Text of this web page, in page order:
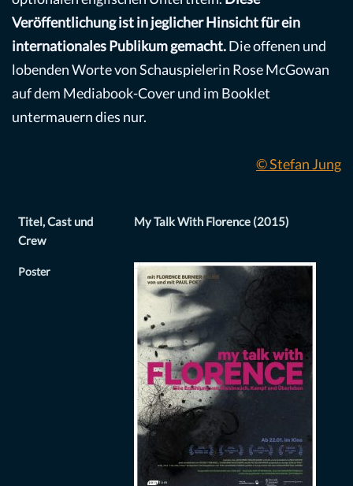
Veröffentlichung ist in jeglicher Hinsicht für ein
internationales Publikum gemacht.Die offenen und
lobenden Worte von Schauspielerin Rose McGowan
auf dem Mediabook-Cover und im Booklet
untermauern dies nur.
© Stefan Jung
Titel, Cast und
Crew
My Talk With Florence (2015)
Poster